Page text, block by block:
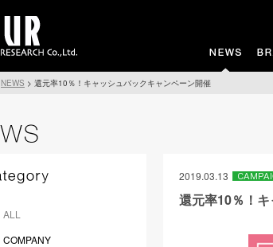
NEWS > 還元率10％！キャッシュバックキャンペーン開催
2019.03.13
還元率10％！
ALL
COMPANY